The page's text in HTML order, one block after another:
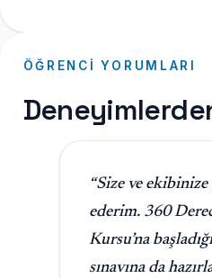
ÖĞRENCI YORUMLARI
“Size ve
ederim. 360
Kursu’na
sınavına da